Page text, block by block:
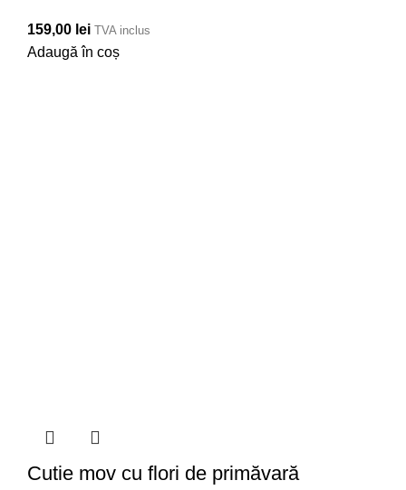
159,00 lei TVA inclus
Adaugă în coș
Cutie mov cu flori de primăvară